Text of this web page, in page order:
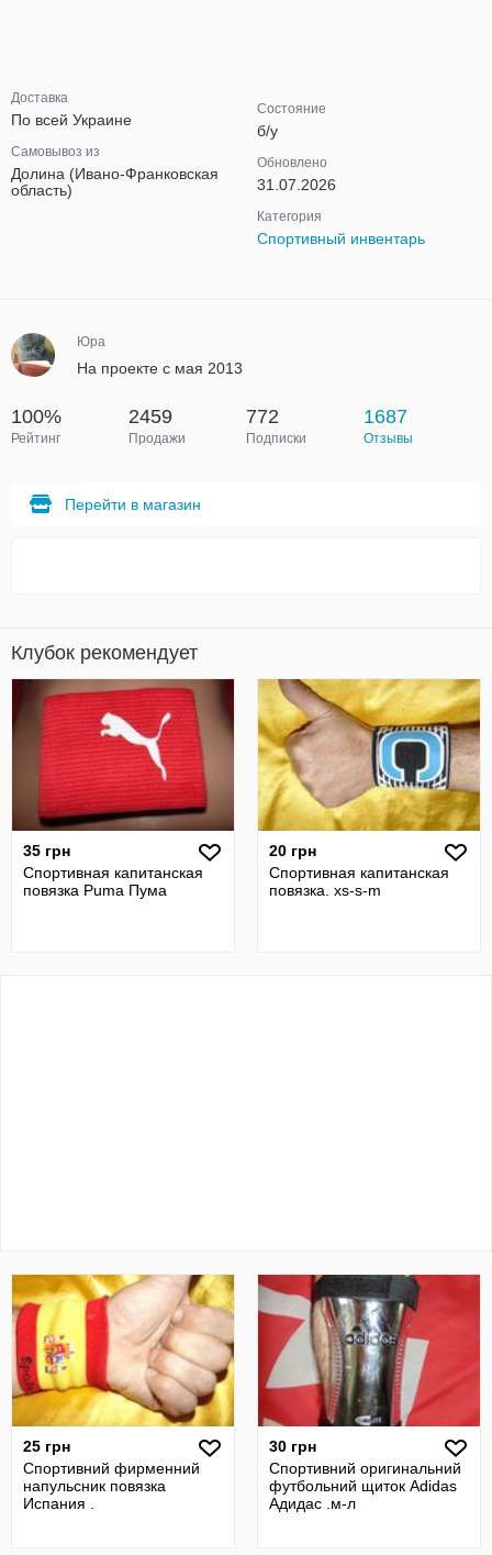
Доставка
По всей Украине
Самовывоз из
Долина (Ивано-Франковская
область)
Состояние
б/у
Обновлено
31.07.2026
Категория
Спортивный инвентарь
Юра
На проекте с мая 2013
100%
Рейтинг
2459
Продажи
772
Подписки
1687
Отзывы
Перейти в магазин
Клубок рекомендует
35 грн
Спортивная капитанская
повязка Puma Пума
20 грн
Спортивная капитанская
повязка. xs-s-m
25 грн
Спортивний фирменний
напульсник повязка
Испания .
30 грн
Спортивний оригинальний
футбольний щиток Adidas
Адидас .м-л